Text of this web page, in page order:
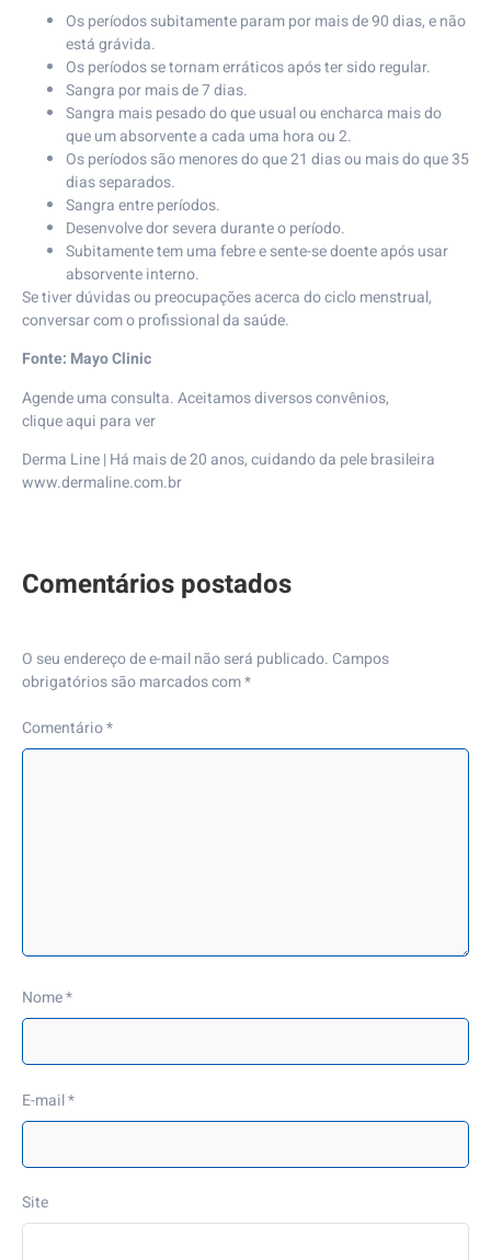
Os períodos subitamente param por mais de 90 dias, e não
está grávida.
Os períodos se tornam erráticos após ter sido regular.
Sangra por mais de 7 dias.
Sangra mais pesado do que usual ou encharca mais do
que um absorvente a cada uma hora ou 2.
Os períodos são menores do que 21 dias ou mais do que 35
dias separados.
Sangra entre períodos.
Desenvolve dor severa durante o período.
Subitamente tem uma febre e sente-se doente após usar
absorvente interno.
Se tiver dúvidas ou preocupações acerca do ciclo menstrual,
conversar com o profissional da saúde.
Fonte: Mayo Clinic
Agende uma consulta. Aceitamos diversos convênios,
cliqueaqui para ver
Derma Line| Há mais de 20 anos, cuidando da pele brasileira⠀
www.dermaline.com.br
O seu endereço de e-mail não será publicado. Campos
obrigatórios são marcados com*
Comentário*
Nome*
E-mail*
Site